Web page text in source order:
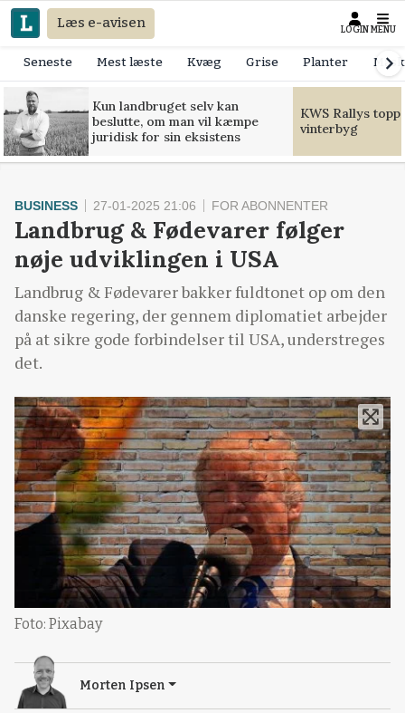
Læs e-avisen LOGIN MENU
Seneste Mest læste Kvæg Grise Planter
Kun landbruget selv kan
beslutte, om man vil kæmpe
juridisk for sin eksistens
KWS Rallys
vinterbyg
BUSINESS 27-01-2025 21:06 FOR ABONNENTER
Landbrug & Fødevarer følger
nøje udviklingen i USA
Landbrug & Fødevarer bakker fuldtonet op om den
danske regering, der gennem diplomatiet arbejder
på at sikre gode forbindelser til USA, understreges
det.
Foto: Pixabay
Morten Ipsen